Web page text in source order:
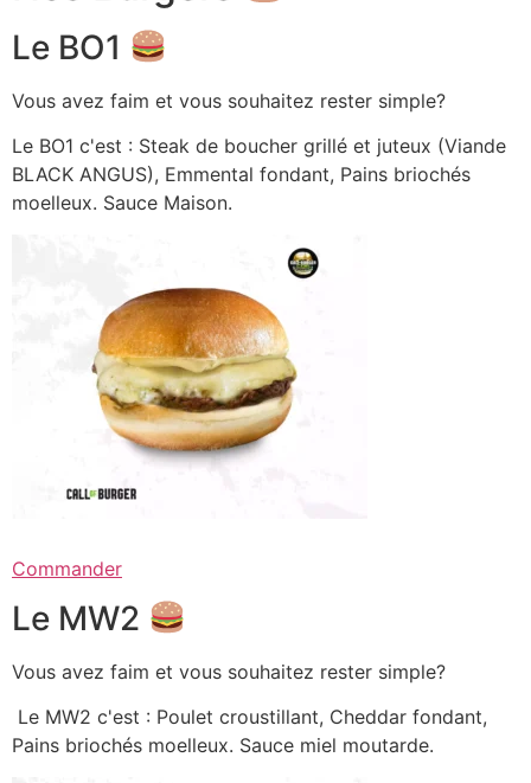
Le BO1
Vous avez faim et vous souhaitez rester simple?
Le BO1 c'est : Steak de boucher grillé et juteux (Viande
BLACK ANGUS), Emmental fondant, Pains briochés
moelleux. Sauce Maison.
Commander
Le MW2
Vous avez faim et vous souhaitez rester simple?
Le MW2 c'est : Poulet croustillant, Cheddar fondant,
Pains briochés moelleux. Sauce miel moutarde.